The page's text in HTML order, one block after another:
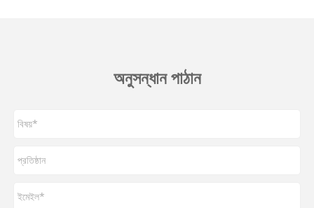
অনুসন্ধান পাঠান